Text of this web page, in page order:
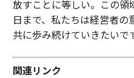
放すことに等しい。この
日まで、私たちは経営者の
共に歩み続けていきたいで
関連リンク